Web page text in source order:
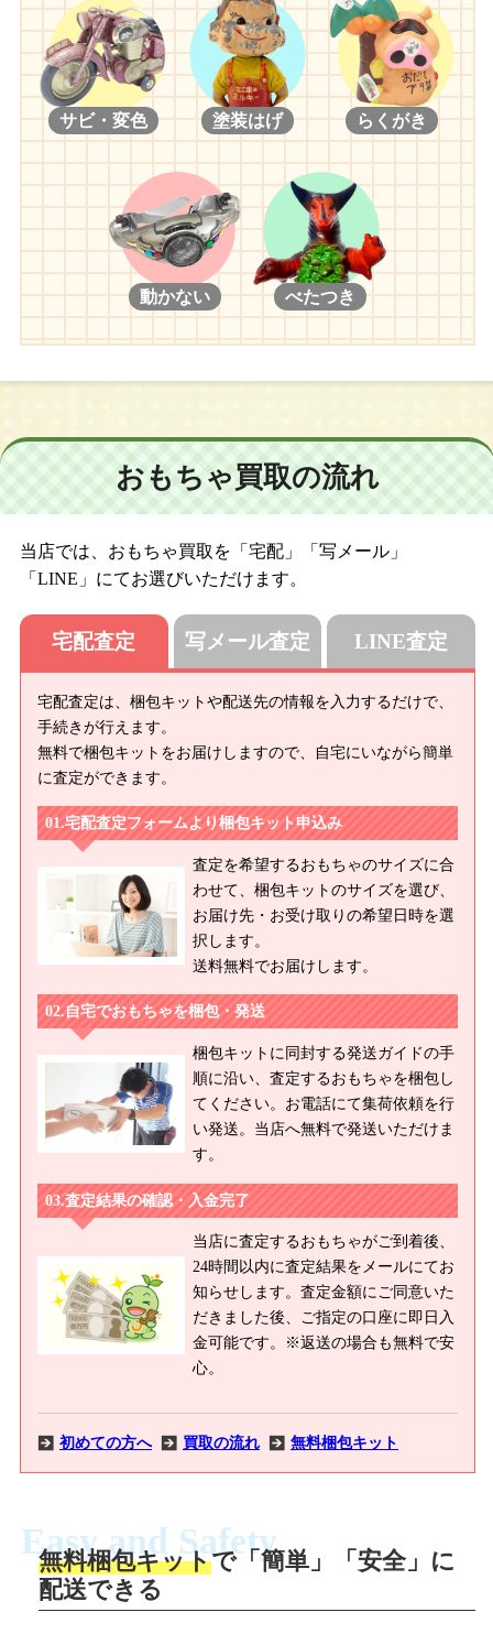
イス CWC限定 ラストキス/ネオブライス ピカデリードリーアン
コール/ネオブライス CWC限定 ダーリングディーバ/ネオブライ
ス プリマドーリー バイオレット/ネオブライス プリマドーリ
ー ジンジャー/ネオブライス プリマドーリー アシュレット/ネ
オブライス ハニーバ二ーワンスモア/ネオブライス ナイトフラワ
ー/ネオブライス CWC限定ストロベリーミルフィーユ/ネオブライ
ス ロージーレッドアンコール/ネオブライス ティーフォートゥー
アンコール/ネオブライス CWC限定 ブラックベリーブッシュ/ネオ
ブライス トイザらス限定 キュートアンドキュリアス/ネオブライ
ス メリースキーヤー
【２００７年】
ネオブライス モッドモーリー/ネオブライス CWC限定 おでかけ
キモノ娘/ネオブライス アンジェリカイヴ/ネオブライス エンチャ
シス/ネオブライス ハローハーベスト/ネオブライス CWC限定 プ
リンセスアラモード/ネオブライス セイブジアニマルズ/ネオブラ
イス CWC限定 プリマドーリーピーチ/ネオブライス マイベスト
ス レイニーデイパレード/ネオブライス テーラーギブソン/ネオブ
ライス CWC限定 アルティメットツアー/ネオブライス プリマド
ブライス プリマドーリー オーブリー/ネオブライス フィールザ
スカイ/ネオブライス CWC限定 プリマドーリーメロン
【２００８年】
ネオブライス トイザらス限定 マトリョーシカメイデン/ネオブラ
イス CWC限定プリマドーリー マリーゴールド/ネオブライス プ
リマドーリー オーブリーナ/ネオブライス プリマドーリー アシ
ナ/ネオブライス フロスティフロックト/ネオブライス ヴェロニカ
レース/ネオブライス CWC限定 プリマドーリー アマリリス/ネ
オブライス カズンオリヴィア/ネオブライス バウワウトラッド/ネ
オブライス Missサリーライス/ネオブライス ミルキーウェイシュ
ガー/ネオブライス CWC限定デニズン/ネオブライス オブ・ザ・レ
イクエレノア・ザ・フォレストダンサー/ネオブライス CWC限
定 デニズン・オブ・ザ・レイク クリスティーナ・ザ・ブライ
ド/ネオブライス CWC限定 プリマドーリー ペオニー/ネオブラ
イス CWC限定 プレコーシャスキャンディーズマッシュルーム/
ネオブライス カンカンキャット/ネオブライス CWC限定 ハート
オブモンマルトル/ネオブライス ナターシャムーア/ネオブライス
トップショップ限定 ハッピーハーバー/ネオブライス プリマドー
リーアンコール オーブリー/ネオブライス プリマドーリーアンコ
ール サフィー/ネオブライス プリマドーリーアンコール アシュ
レット/ネオブライス ウェルカムウィンター
【２００９年】
ネオブライス アイスルネ/ネオブライス CWC限定 リボネッタウ
ィッシュ/ネオブライス トイザらス限定 ステラサバンナ/ネオブ
ライス アーバンカウガール/ネオブライス CWC限定 プリマドー
リー パリ/ネオブライス CWC限定アジアスペシャル ベアトリ
ーチェベスト/ネオブライス シンプリーライラック/ネオブライス
ライス パンカホリックピープル/ネオブライス CWC限定 プリマ
ンシャインホリディ/ネオブライス プリマドーリー ヘザースカ
イ/ネオブライス プリマドーリー ウィンサムウィロー/ネオブラ
イス プリマドーリー アドーラブルオーブリー/ネオブライス
CWC限定 ブルーミーブルームズベリー/ネオブライス CWC限
サビ・変色 塗装はげ らくがき
動かない べたつき
おもちゃ買取の流れ
当店では、おもちゃ買取を「宅配」「写メール」
「LINE」にてお選びいただけます。
宅配査定
宅配査定は、梱包キットや配送先の情報を入力するだけで、
手続きが行えます。
無料で梱包キットをお届けしますので、自宅にいながら簡単
に査定ができます。
宅配査定フォームより梱包キット申込み
査定を希望するおもちゃのサイズに合
わせて、梱包キットのサイズを選び、
お届け先・お受け取りの希望日時を選
択します。
送料無料でお届けします。
自宅でおもちゃを梱包・発送
梱包キットに同封する発送ガイドの手
順に沿い、査定するおもちゃを梱包し
てください。お電話にて集荷依頼を行
い発送。当店へ無料で発送いただけま
す。
査定結果の確認・入金完了
当店に査定するおもちゃがご到着後、
24時間以内に査定結果をメールにてお
知らせします。査定金額にご同意いた
だきました後、ご指定の口座に即日入
金可能です。※返送の場合も無料で安
心。
初めての方へ 買取の流れ 無料梱包キット
写メール査定
商品撮影
LINE査定
LINEの友だち追加・査定画像を送信
Easy and Safety
無料梱包キットで「簡単」「安全」に
配送できる